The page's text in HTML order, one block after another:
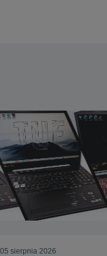
05 sierpnia 2026